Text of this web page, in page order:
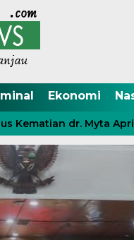
Ekonomi
Kematian dr. Myta